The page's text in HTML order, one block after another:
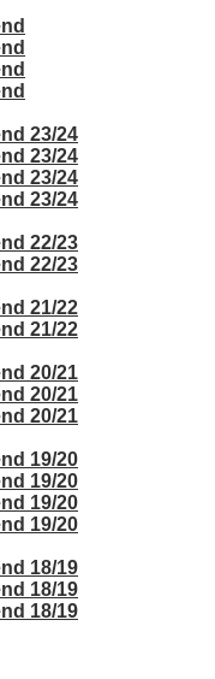
23/24
23/24
23/24
23/24
22/23
22/23
21/22
21/22
20/21
20/21
20/21
19/20
19/20
19/20
19/20
18/19
18/19
18/19